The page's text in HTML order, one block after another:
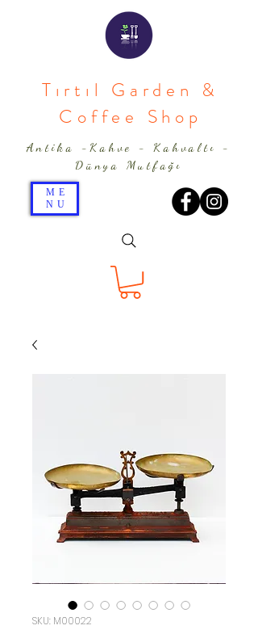
Tırtıl Garden &
Coffee Shop
ME
NU
Antika -Kahve - Kahvaltı -
Dünya Mutfağı
SKU: M00022